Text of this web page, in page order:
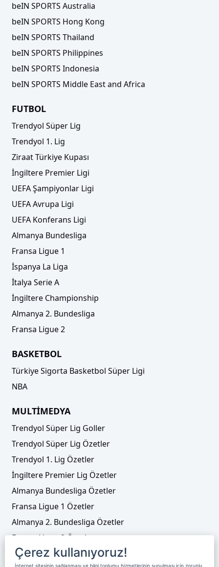
beIN SPORTS Australia
beIN SPORTS Hong Kong
beIN SPORTS Thailand
beIN SPORTS Philippines
beIN SPORTS Indonesia
beIN SPORTS Middle East and Africa
FUTBOL
Trendyol Süper Lig
Trendyol 1. Lig
Ziraat Türkiye Kupası
İngiltere Premier Ligi
UEFA Şampiyonlar Ligi
UEFA Avrupa Ligi
UEFA Konferans Ligi
Almanya Bundesliga
Fransa Ligue 1
İspanya La Liga
İtalya Serie A
İngiltere Championship
Almanya 2. Bundesliga
Fransa Ligue 2
BASKETBOL
Türkiye Sigorta Basketbol Süper Ligi
NBA
MULTİMEDYA
Trendyol Süper Lig Goller
Trendyol Süper Lig Özetler
Trendyol 1. Lig Özetler
İngiltere Premier Lig Özetler
Almanya Bundesliga Özetler
Fransa Ligue 1 Özetler
Almanya 2. Bundesliga Özetler
Fransa Ligue 2 Özetler
Tenis
Çerez kullanıyoruz!
İnternet sitesinin sağlanması ve bilgi toplumu hizmetlerinin sunulması için zorunlu